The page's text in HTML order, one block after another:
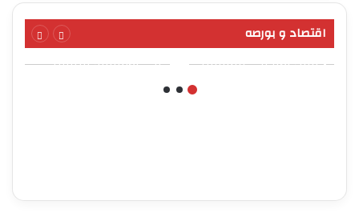
اقتصاد و بورصه
الاستزراع السمكي يدخل
حقول الأرز في الشرقية
ظاهرة تجمّع التقلبات
في الأسواق المالية :